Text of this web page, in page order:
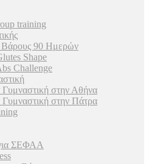
training
90 Ημερών
Shape
Challenge
Γυμναστική στην Αθήνα
Γυμναστική στην Πάτρα
ΣΕΦΑΑ